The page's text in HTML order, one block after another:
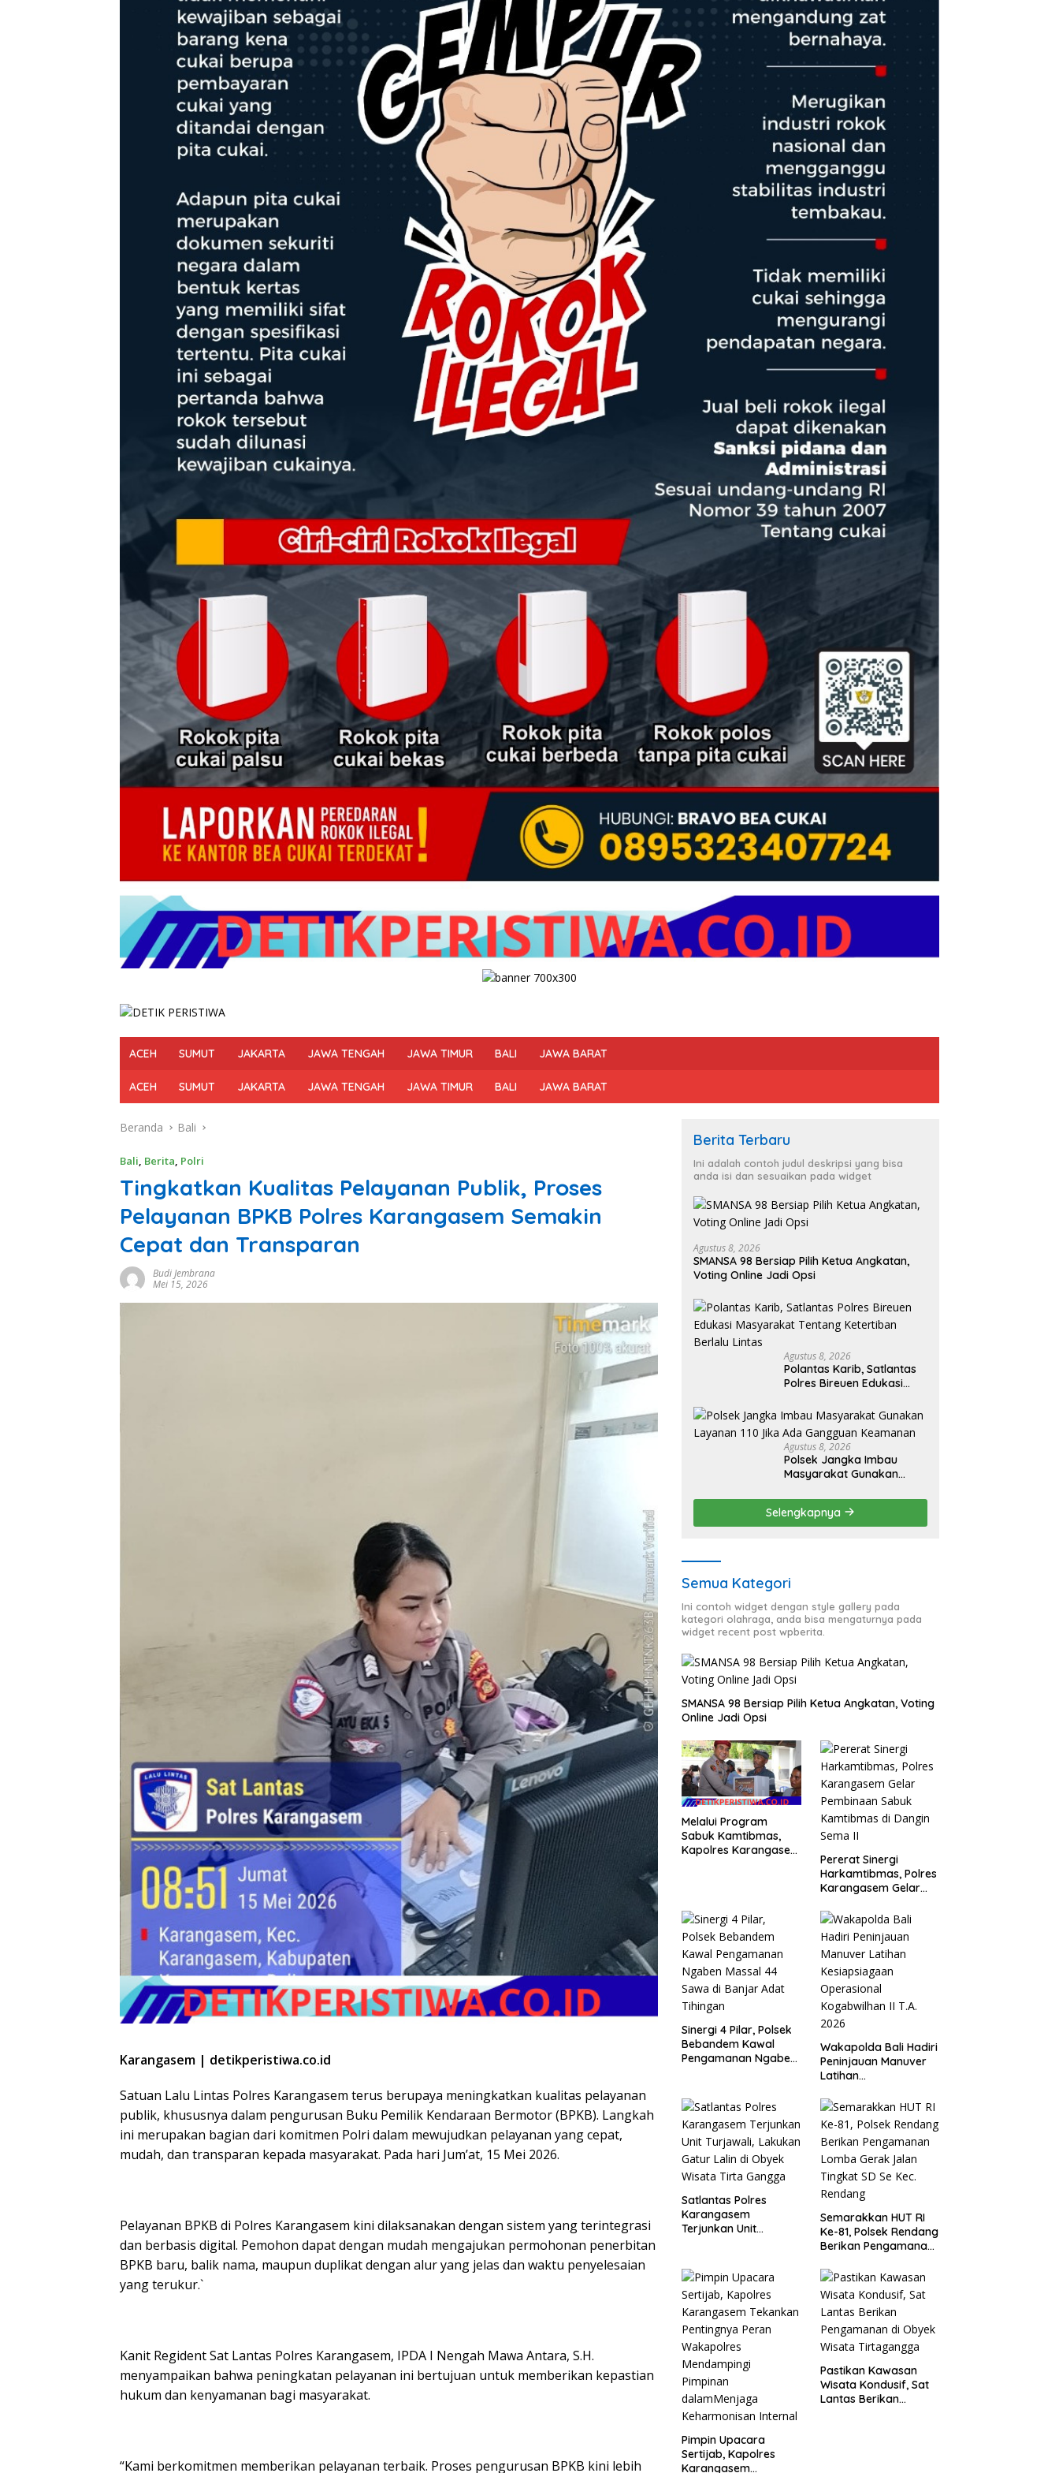
ACEH SUMUT JAKARTA JAWA TENGAH JAWA TIMUR BALI JAWA BARAT
ACEH SUMUT JAKARTA JAWA TENGAH JAWA TIMUR BALI JAWA BARAT
Beranda Bali
Bali, Berita, Polri
Tingkatkan Kualitas Pelayanan Publik, Proses
Pelayanan BPKB Polres Karangasem Semakin
Cepat dan Transparan
Budi Jembrana
Mei 15, 2026
Karangasem | detikperistiwa.co.id
Satuan Lalu Lintas Polres Karangasem terus berupaya meningkatkan kualitas pelayanan
publik, khususnya dalam pengurusan Buku Pemilik Kendaraan Bermotor (BPKB). Langkah
ini merupakan bagian dari komitmen Polri dalam mewujudkan pelayanan yang cepat,
mudah, dan transparan kepada masyarakat. Pada hari Jum’at, 15 Mei 2026.
Pelayanan BPKB di Polres Karangasem kini dilaksanakan dengan sistem yang terintegrasi
dan berbasis digital. Pemohon dapat dengan mudah mengajukan permohonan penerbitan
BPKB baru, balik nama, maupun duplikat dengan alur yang jelas dan waktu penyelesaian
yang terukur.`
Kanit Regident Sat Lantas Polres Karangasem, IPDA I Nengah Mawa Antara, S.H.
menyampaikan bahwa peningkatan pelayanan ini bertujuan untuk memberikan kepastian
hukum dan kenyamanan bagi masyarakat.
“Kami berkomitmen memberikan pelayanan terbaik. Proses pengurusan BPKB kini lebih
Berita Terbaru
Ini adalah contoh judul deskripsi yang bisa
anda isi dan sesuaikan pada widget
Agustus 8, 2026
SMANSA 98 Bersiap Pilih Ketua Angkatan,
Voting Online Jadi Opsi
Agustus 8, 2026
Polantas Karib, Satlantas
Polres Bireuen Edukasi
Ketertiban Berlalu Lintas
Agustus 8, 2026
Polsek Jangka Imbau
Masyarakat Gunakan
Gangguan Keamanan
Selengkapnya
Semua Kategori
Ini contoh widget dengan style gallery pada
kategori olahraga, anda bisa mengaturnya pada
widget recent post wpberita.
SMANSA 98 Bersiap Pilih Ketua Angkatan, Voting
Online Jadi Opsi
Melalui Program
Sabuk Kamtibmas,
Kapolres Karangasem
Pererat Sinergi
Harkamtibmas, Polres
Karangasem Gelar
Kamtibmas di Dangin
Sema II
Sinergi 4 Pilar, Polsek
Bebandem Kawal
Pengamanan Ngaben
Wakapolda Bali Hadiri
Peninjauan Manuver
Latihan
Operasional
Kogabwilhan II T.A.
2026
Satlantas Polres
Karangasem
Terjunkan Unit
Wisata Tirta Gangga
Semarakkan HUT RI
Ke-81, Polsek Rendang
Berikan Pengamanan
Tingkat SD Se Kec.
Rendang
Pimpin Upacara
Sertijab, Kapolres
Karangasem
Pastikan Kawasan
Wisata Kondusif, Sat
Lantas Berikan